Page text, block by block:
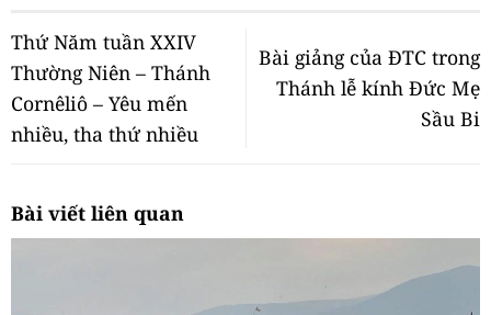
Thứ Năm tuần XXIV
Thường Niên – Thánh
Cornêliô – Yêu mến
nhiều, tha thứ nhiều
Bài giảng của ĐTC trong
Thánh lễ kính Đức Mẹ
Sầu Bi
Bài viết liên quan